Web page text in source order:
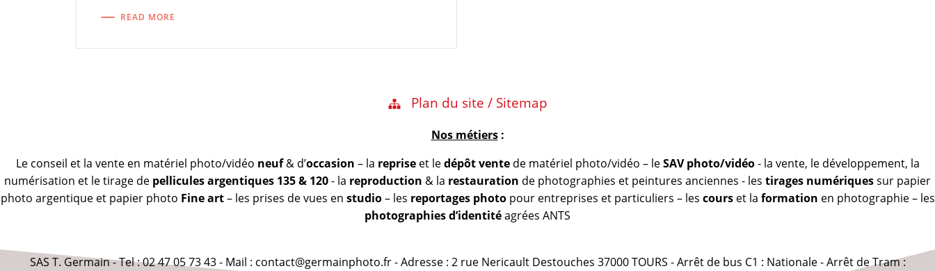
READ MORE
Plan du site / Sitemap
Nos métiers:
Le conseil et la vente en matériel photo/vidéo neuf& d’occasion – la repriseet ledépôt ventede matériel photo/vidéo – leSAV photo/vidéo- la vente, le développement, la
numérisation et le tirage de pellicules argentiques 135 & 120- la reproduction & la restauration de photographies et peintures anciennes - les tirages numériquessur papier
photo argentique et papier photo Fine art– les prises de vues en studio– les reportages photopour entreprises et particuliers – les courset la formation en photographie – les
photographies d’identitéagrées ANTS
SAS T. Germain - Tel : 02 47 05 73 43 - Mail : contact@germainphoto.fr - Adresse : 2 rue Nericault Destouches 37000 TOURS - Arrêt de bus C1 : Nationale - Arrêt de Tram :